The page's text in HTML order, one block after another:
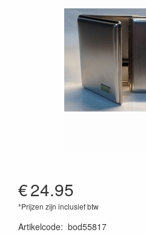
€24.95
*Prijzen zijn inclusief btw
Artikelcode: bod55817